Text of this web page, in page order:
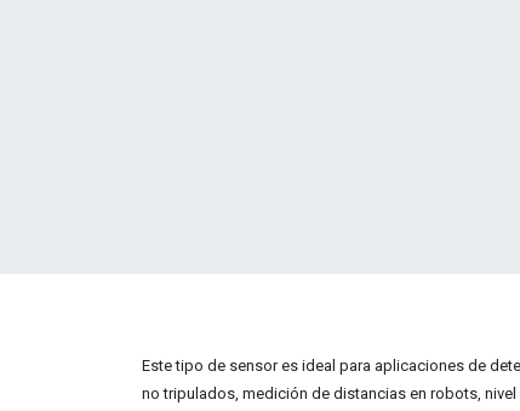
Este tipo de sensor es ideal para aplicaciones de
no tripulados, medición de distancias en robots,